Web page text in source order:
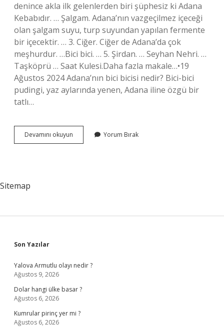
denince akla ilk gelenlerden biri şüphesiz ki Adana
Kebabıdır. … Şalgam. Adana’nın vazgeçilmez içeceği
olan şalgam suyu, turp suyundan yapılan fermente
bir içecektir. … 3. Ciğer. Ciğer de Adana’da çok
meşhurdur. …Bici bici. … 5. Şirdan. … Seyhan Nehri. …
Taşköprü … Saat Kulesi.Daha fazla makale…•19
Ağustos 2024 Adana’nın bici bicisi nedir? Bici-bici
pudingi, yaz aylarında yenen, Adana iline özgü bir
tatlı…
Devamını okuyun Adanada
Tatlı
Yorum Bırak
Sitemap
Sidebar
Son Yazılar
Yalova Armutlu olayı nedir ?
Ağustos 9, 2026
Dolar hangi ülke basar ?
Ağustos 6, 2026
Kumrular pirinç yer mi ?
Ağustos 6, 2026